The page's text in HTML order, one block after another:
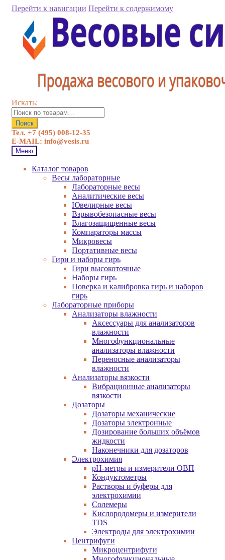
Перейти к навигации Перейти к содержимому
Искать:
Поиск
Тел. +7 (495) 008-12-35
E-MAIL: info@vesis.ru
Меню
Каталог товаров
Весы лабораторные
Лабораторные весы
Аналитические весы
Ювелирные весы
Взрывобезопасные весы
Влагозащищенные весы
Компараторы массы
Микровесы
Портативные весы
Гири и наборы гирь
Гири высокоточные
Наборы гирь
Поверка и калибровка гирь и наборов
гирь
Лабораторные приборы
Анализаторы влажности
Аксессуары для анализаторов
влажности
Многофункциональные
анализаторы влажности
Переносные анализаторы
влажности
Анализаторы вязкости
Вибрационные анализаторы
вязкости
Дозаторы
Дозаторы механические
Дозаторы электронные
Дозирование больших объёмов
жидкости
Наконечники для дозаторов
Электрохимия
pH-метры и измерители ОВП
Кондуктометры
Растворы и буферы для
электрохимии
Солемеры
Кислородомеры и измерители
TDS
Электроды для электрохимии
Центрифуги
Микроцентрифуги